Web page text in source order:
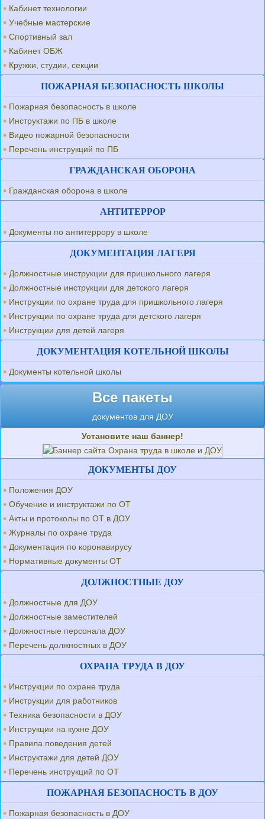
Кабинет технологии
Учебные мастерские
Спортивный зал
Кабинет ОБЖ
Кружки, студии, секции
ПОЖАРНАЯ БЕЗОПАСНОСТЬ ШКОЛЫ
Пожарная безопасность в школе
Инструктажи по ПБ в школе
Видео пожарной безопасности
Перечень инструкций по ПБ
ГРАЖДАНСКАЯ ОБОРОНА
Гражданская оборона в школе
АНТИТЕРРОР
Документы по антитеррору в школе
ДОКУМЕНТАЦИЯ ЛАГЕРЯ
Должностные инструкции для пришкольного лагеря
Должностные инструкции для детского лагеря
Инструкции по охране труда для пришкольного лагеря
Инструкции по охране труда для детского лагеря
Инструкции для детей лагеря
ДОКУМЕНТАЦИЯ КОТЕЛЬНОЙ ШКОЛЫ
Документы котельной школы
Все пакеты
документов для ДОУ
Установите наш баннер!
ДОКУМЕНТЫ ДОУ
Положения ДОУ
Обучение и инструктажи по ОТ
Акты и протоколы по ОТ в ДОУ
Журналы по охране труда
Документация по коронавирусу
Нормативные документы ОТ
ДОЛЖНОСТНЫЕ ДОУ
Должностные для ДОУ
Должностные заместителей
Должностные персонала ДОУ
Перечень должностных в ДОУ
ОХРАНА ТРУДА В ДОУ
Инструкции по охране труда
Инструкции для работников
Техника безопасности в ДОУ
Инструкции на кухне ДОУ
Правила поведения детей
Инструктажи для детей ДОУ
Перечень инструкций по ОТ
ПОЖАРНАЯ БЕЗОПАСНОСТЬ В ДОУ
Пожарная безопасность в ДОУ